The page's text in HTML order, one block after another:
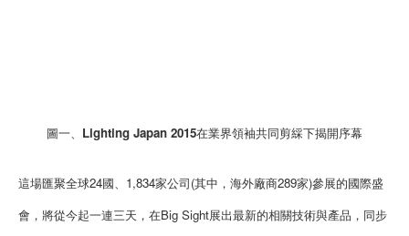
圖一、Lighting Japan 2015在業界領袖共同剪綵下揭開序幕
這場匯聚全球24國、1,834家公司(其中，海外廠商289家)參展的國際盛
會，將從今起一連三天，在Big Sight展出最新的相關技術與產品，同步